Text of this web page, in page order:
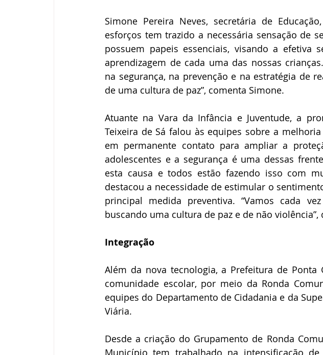
Simone Pereira Neves, secretária de
esforços tem trazido a necessária sensação de
possuem papeis essenciais, visando a efetiva
aprendizagem de cada uma das nossas
na segurança, na prevenção e na estratégia de
de uma cultura de paz”, comenta Simone.
Atuante na Vara da Infância e Juventude, a
Teixeira de Sá falou às equipes sobre a
em permanente contato para ampliar a
adolescentes e a segurança é uma dessas
esta causa e todos estão fazendo isso com
destacou a necessidade de estimular o
principal medida preventiva. “Vamos cada
buscando uma cultura de paz e de não violência”,
Integração
Além da nova tecnologia, a Prefeitura de
comunidade escolar, por meio da Ronda
equipes do Departamento de Cidadania e da
Viária.
Desde a criação do Grupamento de Ronda
Município tem trabalhado na intensificação